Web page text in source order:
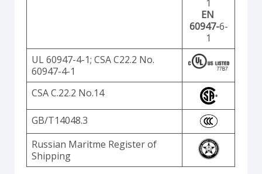
1
EN
60947-6-
1
UL 60947-4-1; CSA C22.2 No.
60947-4-1
CSA C.22.2 No.14
GB/T14048.3
Russian Maritme Register of
Shipping